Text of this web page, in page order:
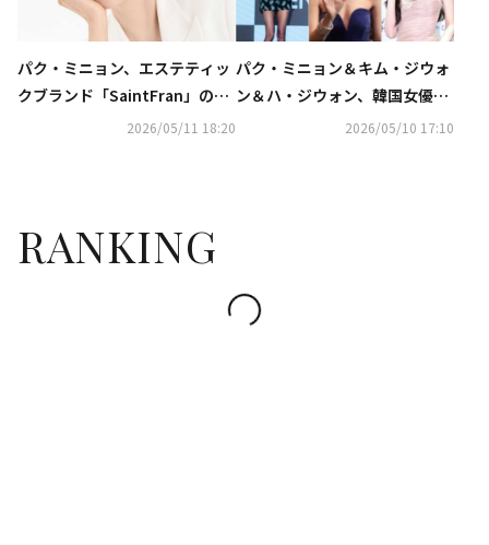
パク・ミニョン、エステティッ
クブランド「SaintFran」のモ
デルに抜擢！グラビアを公開
2026/05/11 18:20
パク・ミニョン＆キム・ジウォ
ン＆ハ・ジウォン、韓国女優が
激やせ…賞賛と共に心配の声も
2026/05/10 17:10
RANKING